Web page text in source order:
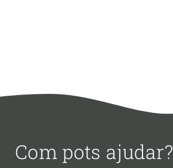
Com pots ajudar?